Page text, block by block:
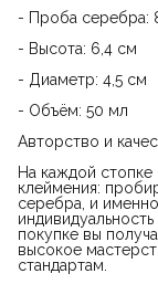
- Проба серебра:
- Высота: 6,4 см
- Диаметр: 4,5 см
- Объём: 50 мл
Авторство и
На каждой
клеймения:
серебра, и
покупке вы
высокое
стандартам.